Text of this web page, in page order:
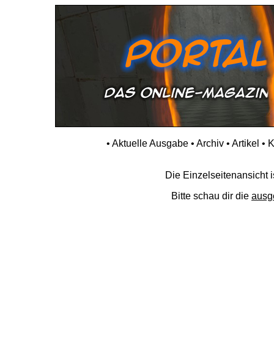
• Aktuelle Ausgabe• Archiv• Artikel •
Die Einzelseitenansicht
Bitte schau dir die